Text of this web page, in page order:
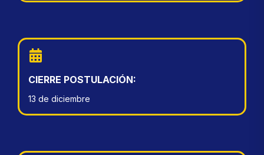
CIERRE POSTULACIÓN:
13 de diciembre